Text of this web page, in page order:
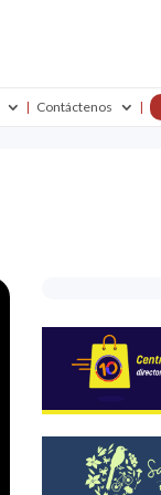
Contáctenos